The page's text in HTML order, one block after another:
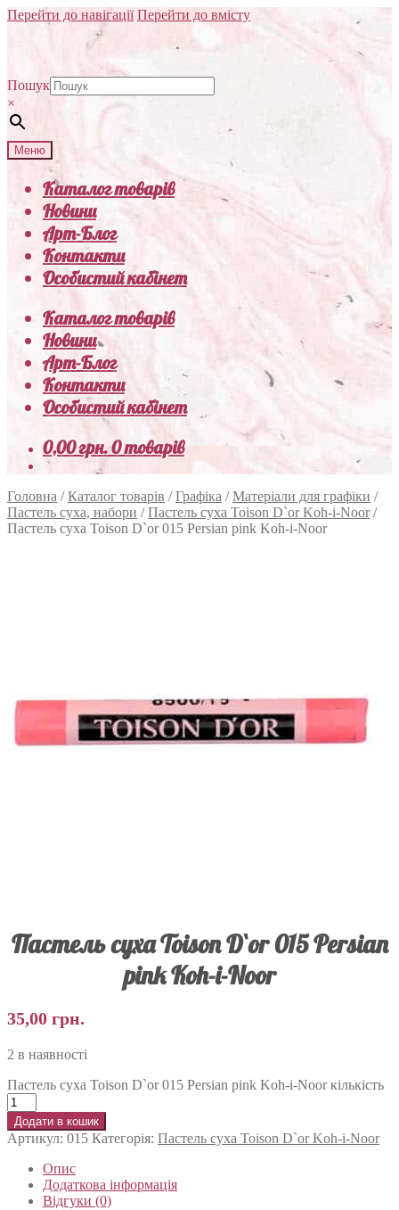
Перейти до навігації Перейти до вмісту
Пошук
×
Меню
Каталог товарів
Новини
Арт-Блог
Контакти
Особистий кабінет
Каталог товарів
Новини
Арт-Блог
Контакти
Особистий кабінет
0,00грн.0 товарів
Головна /Каталог товарів /Графіка /Матеріали для графіки /
Пастель суха, набори /Пастель суха Toison D`or Koh-i-Noor/
Пастель суха Toison D`or 015 Persian pink Koh-i-Noor
Пастель суха Toison D`or 015 Persian
pink Koh-i-Noor
35,00 грн.
2 в наявності
Пастель суха Toison D`or 015 Persian pink Koh-i-Noor кількість
Додати в кошик
Артикул: 015 Категорія: Пастель суха Toison D`or Koh-i-Noor
Опис
Додаткова інформація
Відгуки (0)